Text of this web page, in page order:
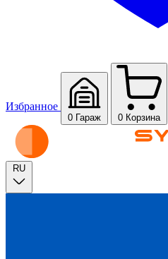
Избранное
0 Гараж 0 Корзина